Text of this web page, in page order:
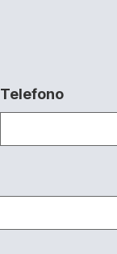
Telefono